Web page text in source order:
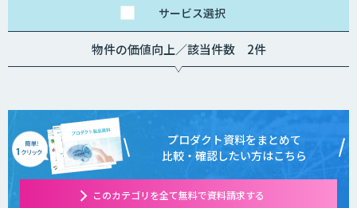
サービス選択
物件の価値向上／該当件数 2件
プロダクト資料をまとめて
比較・確認したい方はこちら
このカテゴリを全て無料で資料請求する